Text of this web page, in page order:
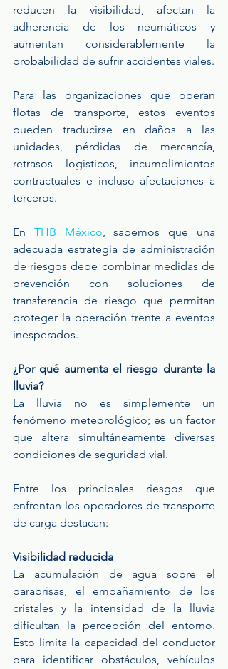
reducen la visibilidad, afectan la
adherencia de los neumáticos y
aumentan considerablemente la
probabilidad de sufrir accidentes viales.
Para las organizaciones que operan
flotas de transporte, estos eventos
pueden traducirse en daños a las
unidades, pérdidas de mercancía,
retrasos logísticos, incumplimientos
contractuales e incluso afectaciones a
terceros.
En THB México, sabemos que una
adecuada estrategia de administración
de riesgos debe combinar medidas de
prevención con soluciones de
transferencia de riesgo que permitan
proteger la operación frente a eventos
inesperados.
¿Por qué aumenta el riesgo durante la
lluvia?
La lluvia no es simplemente un
fenómeno meteorológico; es un factor
que altera simultáneamente diversas
condiciones de seguridad vial.
Entre los principales riesgos que
enfrentan los operadores de transporte
de carga destacan:
Visibilidad reducida
La acumulación de agua sobre el
parabrisas, el empañamiento de los
cristales y la intensidad de la lluvia
dificultan la percepción del entorno.
Esto limita la capacidad del conductor
para identificar obstáculos, vehículos